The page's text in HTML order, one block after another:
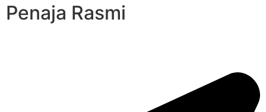
Penaja Rasmi